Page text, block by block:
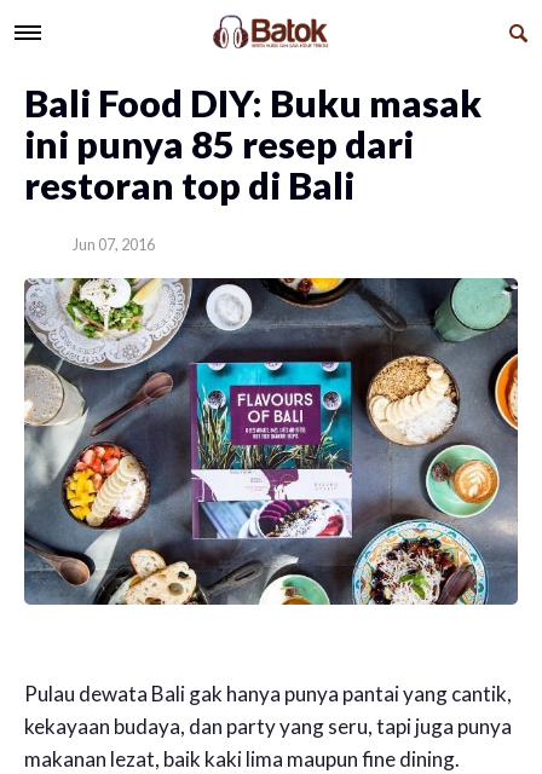
Bali Food DIY: Buku masak
ini punya 85 resep dari
restoran top di Bali
Jun 07, 2016
Pulau dewata Bali gak hanya punya pantai yang cantik,
kekayaan budaya, dan party yang seru, tapi juga punya
makanan lezat, baik kaki lima maupun fine dining.